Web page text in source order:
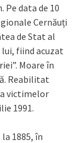
Pe data de 10
Cernăuți
de Stat al
fiind acuzat
Moare în
Reabilitat
victimelor
1991.
1885, în